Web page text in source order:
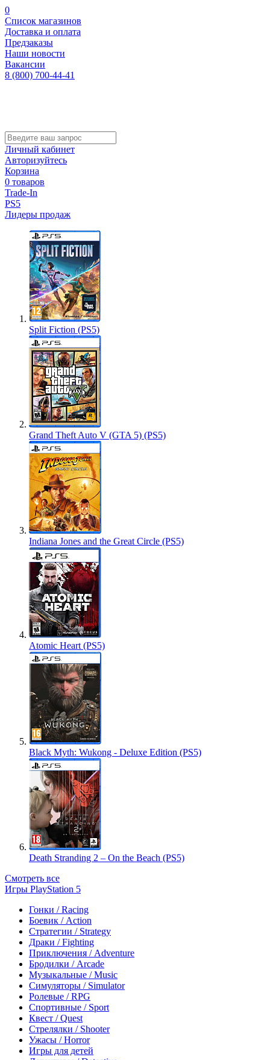
0
Список магазинов
Доставка и оплата
Предзаказы
Наши новости
Вакансии
8 (800) 700-44-41
Личный кабинет
Авторизуйтесь
Корзина
0 товаров
Trade-In
PS5
Лидеры продаж
Split Fiction (PS5)
Grand Theft Auto V (GTA 5) (PS5)
Indiana Jones and the Great Circle (PS5)
Atomic Heart (PS5)
Black Myth: Wukong - Deluxe Edition (PS5)
Death Stranding 2 – On the Beach (PS5)
Смотреть все
Игры PlayStation 5
Гонки / Racing
Боевик / Action
Стратегии / Strategy
Драки / Fighting
Приключения / Adventure
Бродилки / Arcade
Музыкальные / Music
Симуляторы / Simulator
Ролевые / RPG
Спортивные / Sport
Квест / Quest
Стрелялки / Shooter
Ужасы / Horror
Игры для детей